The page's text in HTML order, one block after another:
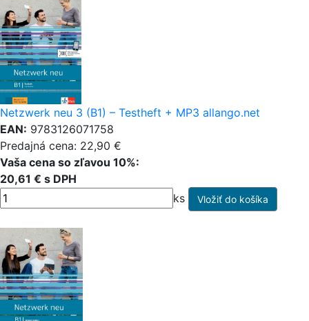
Netzwerk neu 3 (B1) – Testheft + MP3 allango.net
EAN: 9783126071758
Predajná cena: 22,90 €
Vaša cena so zľavou 10%:
20,61 € s DPH
ks